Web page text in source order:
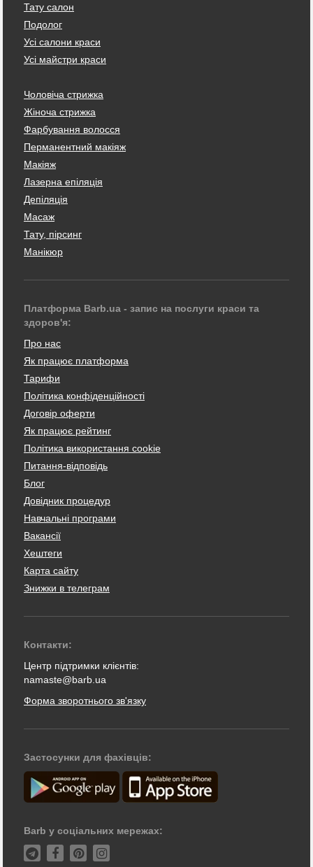
Тату салон
Подолог
Усі салони краси
Усі майстри краси
Чоловіча стрижка
Жіноча стрижка
Фарбування волосся
Перманентний макіяж
Макіяж
Лазерна епіляція
Депіляція
Масаж
Тату, пірсинг
Манікюр
Платформа Barb.ua - запис на послуги краси та
здоров'я:
Про нас
Як працює платформа
Тарифи
Політика конфіденційності
Договір оферти
Як працює рейтинг
Політика використання cookie
Питання-відповідь
Блог
Довідник процедур
Навчальні програми
Вакансії
Хештеги
Карта сайту
Знижки в телеграм
Контакти:
Центр підтримки клієнтів:
namaste@barb.ua
Форма зворотнього зв'язку
Застосунки для фахівців:
Barb у соціальних мережах: